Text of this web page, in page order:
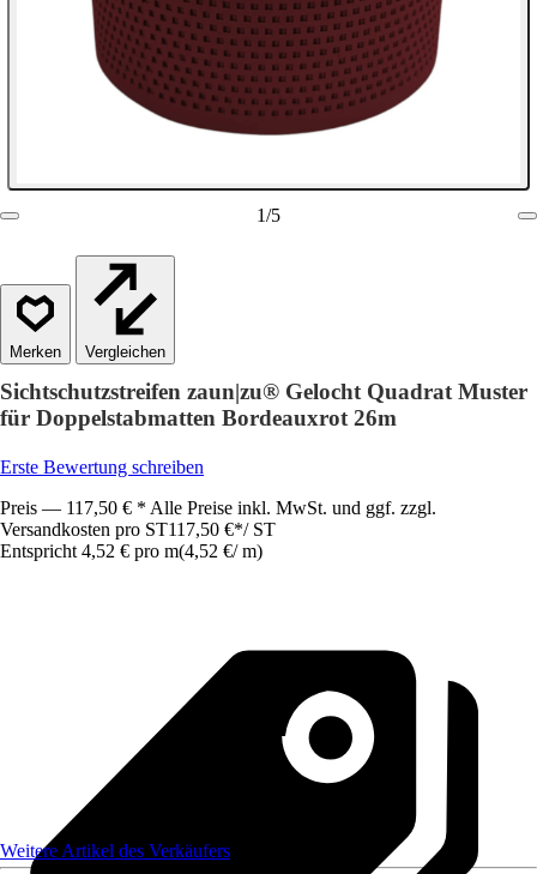
1/5
Vergleichen
Sichtschutzstreifen zaun|zu® Gelocht Quadrat Muster
für Doppelstabmatten Bordeauxrot 26m
Erste Bewertung schreiben
Preis — 117,50 € * Alle Preise inkl. MwSt. und ggf. zzgl.
Versandkosten pro ST117,50 €*/ ST
Entspricht 4,52 € pro m(4,52 €/ m)
Weitere Artikel des Verkäufers